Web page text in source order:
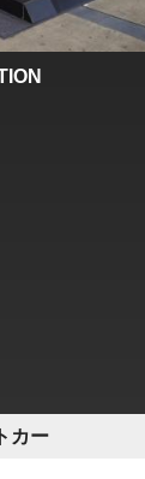
カー